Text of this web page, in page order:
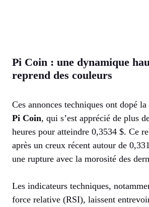
Pi Coin : une dynamique
reprend des couleurs
Ces annonces techniques ont dopé
Pi Coin, qui s’est apprécié de plus
heures pour atteindre 0,3534 $. Ce
après un creux récent autour de
une rupture avec la morosité des
Les indicateurs techniques,
force relative (RSI), laissent